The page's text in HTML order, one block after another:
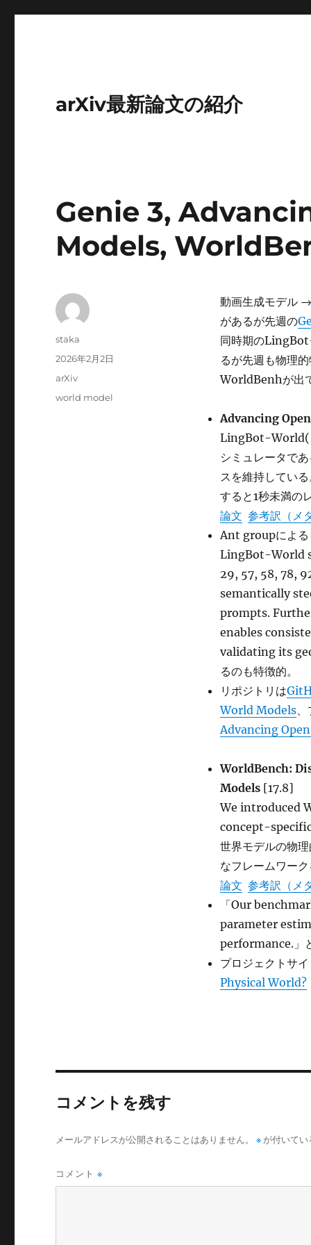
arXiv最新論文の紹介
Genie 3,
Models,
動画生成モデル
があるが先週の
同時期の
るが先週も物理
WorldBenhが出
Advancing
LingBot-World(
シミュレータで
スを維持してい
すると1秒未満の
論文 参考訳（メ
Ant groupによ
LingBot-World
29, 57, 58, 78,
semantically
prompts.
enables
validating its
るのも特徴的。
リポジトリは
World Models、
Advancing
WorldBench:
Models [17.8]
We introduced
concept-
世界モデルの物
なフレームワーク
論文 参考訳（メ
「Our
parameter
performance.」
プロジェクトサ
Physical World?
投
staka
投
2026年2月2日
カ
arXiv
タ
world model
コメントを残す
メールアドレスが公開されることはありません。 ※ が付いて
コメント※